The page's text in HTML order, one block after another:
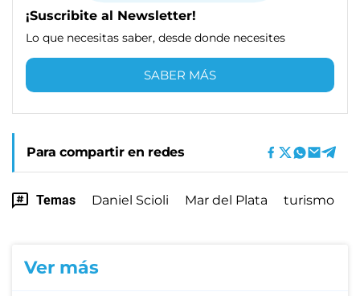
¡Suscribite al Newsletter!
Lo que necesitas saber, desde donde necesites
SABER MÁS
Para compartir en redes
Temas Daniel Scioli Mar del Plata turismo
Ver más